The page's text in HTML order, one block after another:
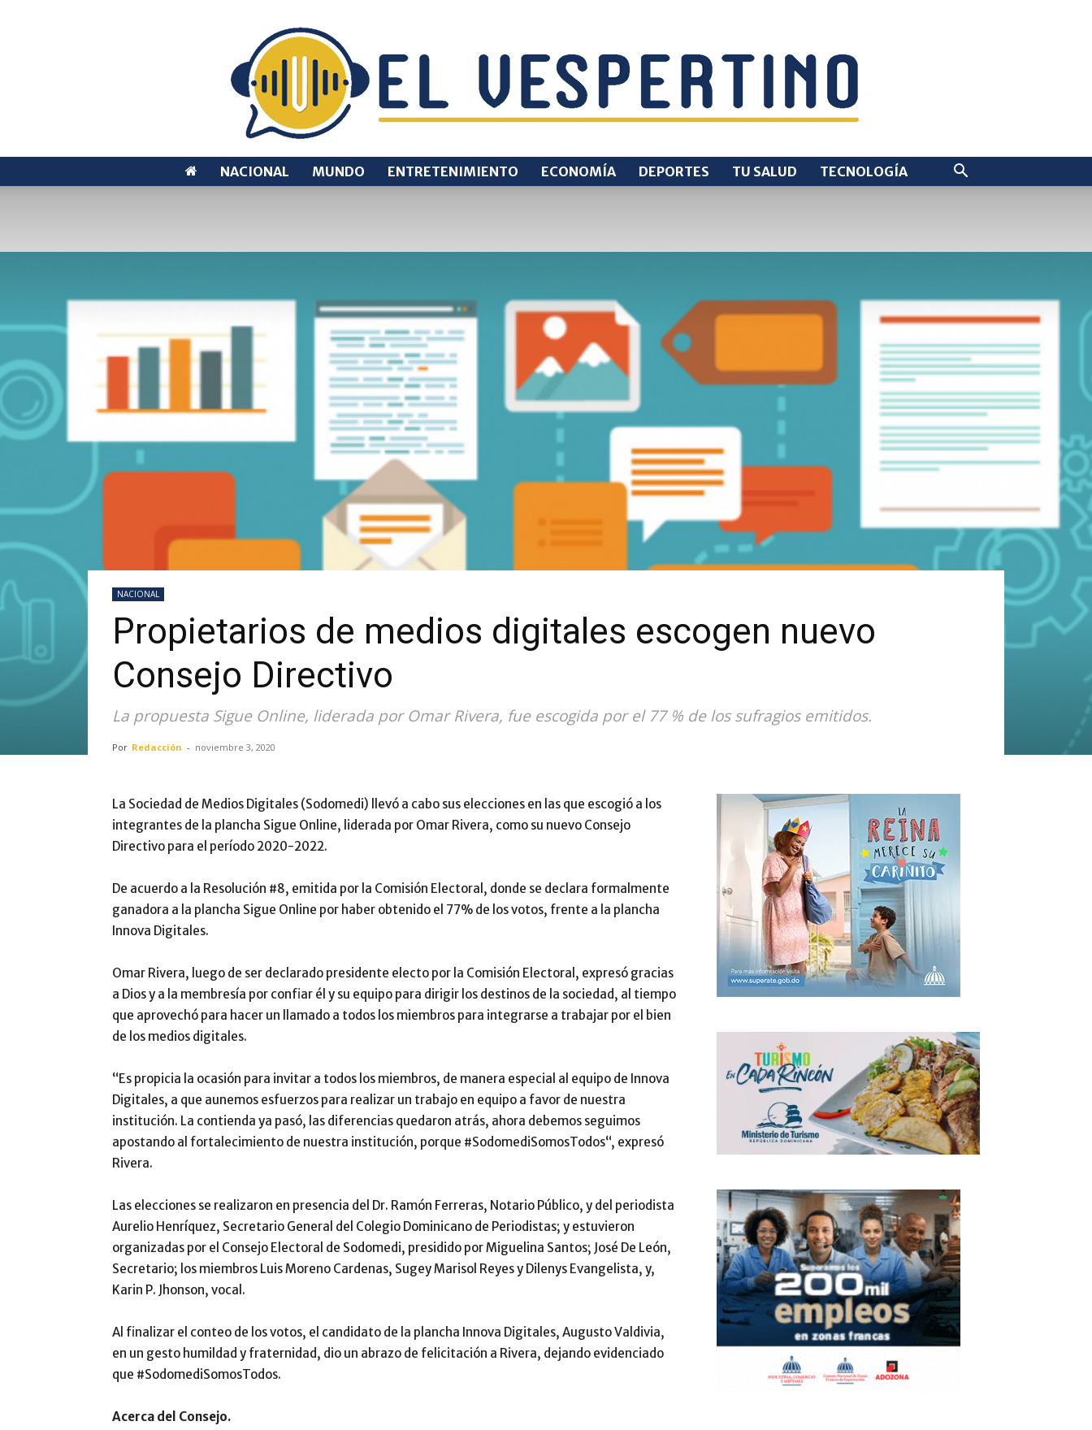
VESPERTINO
NACIONAL MUNDO ENTRETENIMIENTO ECONOMÍA DEPORTES TU SALUD TECNOLOGÍA
NACIONAL
Propietarios de medios digitales escogen nuevo
Consejo Directivo
La propuesta Sigue Online, liderada por Omar Rivera, fue escogida por el 77 % de los sufragios emitidos.
Por Redacción - noviembre 3, 2020
La Sociedad de Medios Digitales (Sodomedi) llevó a cabo sus elecciones en las que escogió a los
integrantes de la plancha Sigue Online, liderada por Omar Rivera, como su nuevo Consejo
Directivo para el período 2020-2022.
De acuerdo a la Resolución #8, emitida por la Comisión Electoral, donde se declara formalmente
ganadora a la plancha Sigue Online por haber obtenido el 77% de los votos, frente a la plancha
Innova Digitales.
Omar Rivera, luego de ser declarado presidente electo por la Comisión Electoral, expresó gracias
a Dios y a la membresía por confiar él y su equipo para dirigir los destinos de la sociedad, al tiempo
que aprovechó para hacer un llamado a todos los miembros para integrarse a trabajar por el bien
de los medios digitales.
“Es propicia la ocasión para invitar a todos los miembros, de manera especial al equipo de Innova
Digitales, a que aunemos esfuerzos para realizar un trabajo en equipo a favor de nuestra
institución. La contienda ya pasó, las diferencias quedaron atrás, ahora debemos seguimos
apostando al fortalecimiento de nuestra institución, porque #SodomediSomosTodos“, expresó
Rivera.
Las elecciones se realizaron en presencia del Dr. Ramón Ferreras, Notario Público, y del periodista
Aurelio Henríquez, Secretario General del Colegio Dominicano de Periodistas; y estuvieron
organizadas por el Consejo Electoral de Sodomedi, presidido por Miguelina Santos; José De León,
Secretario; los miembros Luis Moreno Cardenas, Sugey Marisol Reyes y Dilenys Evangelista, y,
Karin P. Jhonson, vocal.
Al finalizar el conteo de los votos, el candidato de la plancha Innova Digitales, Augusto Valdivia,
en un gesto humildad y fraternidad, dio un abrazo de felicitación a Rivera, dejando evidenciado
que #SodomediSomosTodos.
Acerca del Consejo.